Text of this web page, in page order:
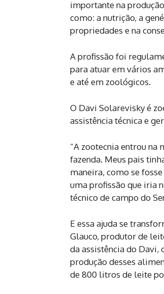
importante na
como: a nutrição, a
propriedades e na
A profissão foi
para atuar em vários
e até em zoológicos.
O Davi Solarevisky é
assistência técnica e
“A zootecnia entrou na
fazenda. Meus pais
maneira, como se
uma profissão que iria
técnico de campo do
E essa ajuda se
Glauco, produtor de
da assistência do Davi,
produção desses
de 800 litros de leite